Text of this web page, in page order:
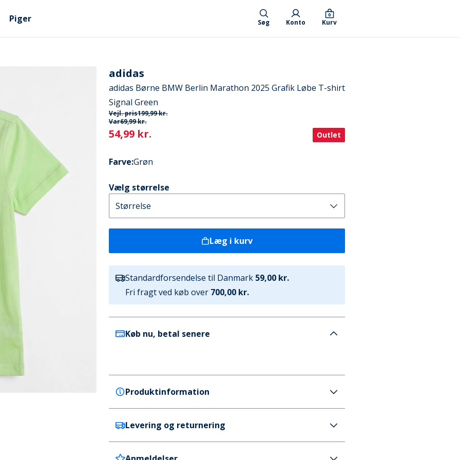
Piger Søg Konto Kurv
0
adidas
adidas Børne BMW Berlin Marathon 2025 Grafik Løbe T-shirt
Signal Green
Vejl. pris199,99 kr.
Var69,99 kr.
Current
54,99 kr. Outlet
Farve:Grøn
Vælg størrelse
Læg i kurv
Standardforsendelse til Danmark 59,00 kr.
Fri fragt ved køb over 700,00 kr.
Køb nu, betal senere
Produktinformation
adidas
adidas Børne BMW Berlin Marathon 2025 Grafik Løbe T-
shirt Signal Green
Levering og returnering